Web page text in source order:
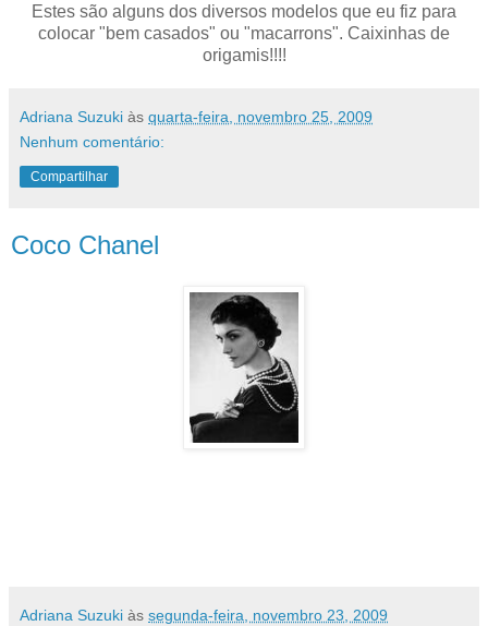
Estes são alguns dos diversos modelos que eu fiz para
colocar "bem casados" ou "macarrons". Caixinhas de
origamis!!!!
Adriana Suzuki às quarta-feira, novembro 25, 2009
Nenhum comentário:
Compartilhar
Coco Chanel
Adriana Suzuki às segunda-feira, novembro 23, 2009